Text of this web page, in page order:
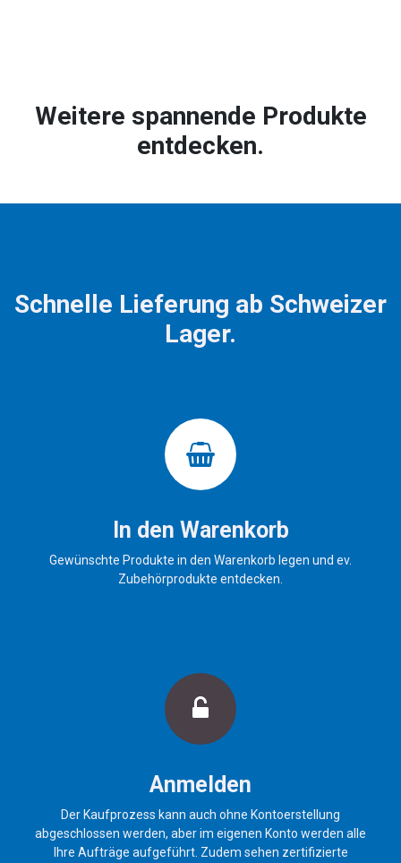
Weitere spannende Produkte
entdecken.
Schnelle Lieferung ab Schweizer
Lager.
In den Warenkorb
Gewünschte Produkte in den Warenkorb legen und ev.
Zubehörprodukte entdecken.
Anmelden
Der Kaufprozess kann auch ohne Kontoerstellung
abgeschlossen werden, aber im eigenen Konto werden alle
Ihre Aufträge aufgeführt. Zudem sehen zertifizierte